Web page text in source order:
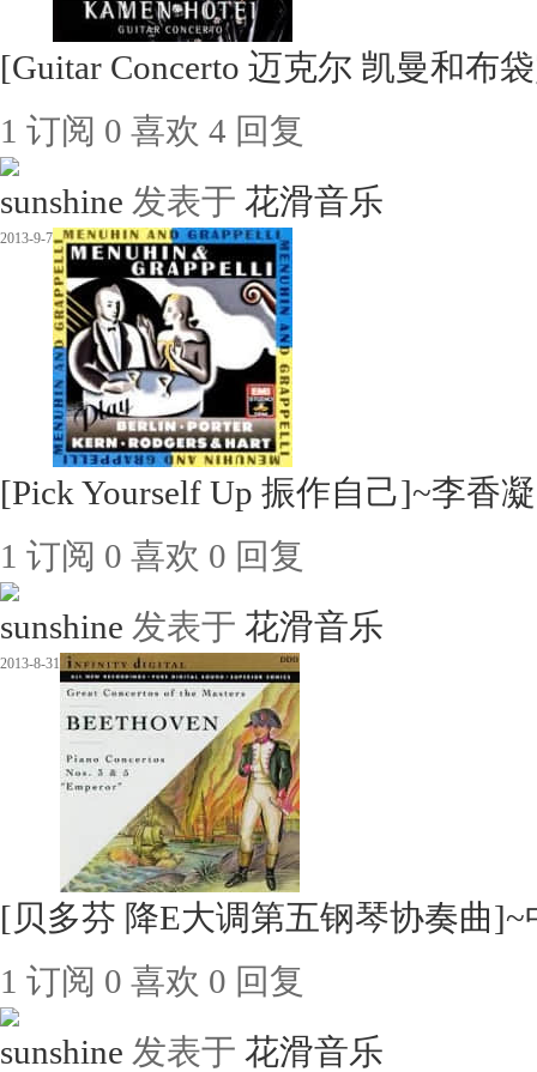
[Guitar Concerto 迈克尔 凯曼和布
1 订阅 0 喜欢 4 回复
sunshine 发表于 花滑音乐
2013-9-7
[Pick Yourself Up 振作自己]~李香
1 订阅 0 喜欢 0 回复
sunshine 发表于 花滑音乐
2013-8-31
[贝多芬 降E大调第五钢琴协奏曲
1 订阅 0 喜欢 0 回复
sunshine 发表于 花滑音乐